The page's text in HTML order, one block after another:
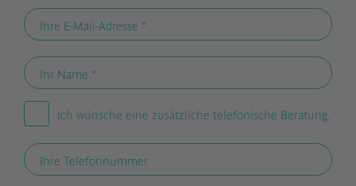
Ihre E-Mail-Adresse *
Ihr Name *
Ich wünsche eine zusätzliche telefonische Beratung.
Ihre Telefonnummer